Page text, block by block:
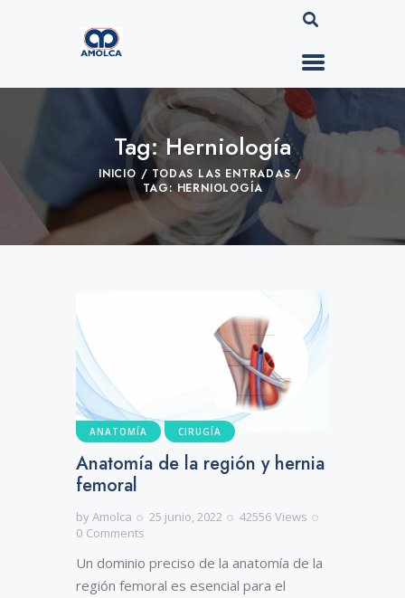
Tag: Herniología
INICIO
TODAS LAS ENTRADAS
TAG: HERNIOLOGÍA
ANATOMÍA CIRUGÍA
Anatomía de la región y hernia
femoral
byAmolca 25 junio, 2022 42556 Views
0 Comments
Un dominio preciso de la anatomía de la
región femoral es esencial para el